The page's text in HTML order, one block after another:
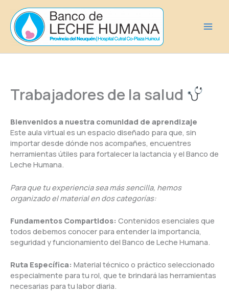
contenido
Trabajadores de la salud
Bienvenidos a nuestra comunidad de aprendizaje
Este aula virtual es un espacio diseñado para que, sin
importar desde dónde nos acompañes, encuentres
herramientas útiles para fortalecer la lactancia y el Banco de
Leche Humana.
Para que tu experiencia sea más sencilla, hemos
organizado el material en dos categorías:
Fundamentos Compartidos: Contenidos esenciales que
todos debemos conocer para entender la importancia,
seguridad y funcionamiento del Banco de Leche Humana.
Ruta Específica: Material técnico o práctico seleccionado
especialmente para tu rol, que te brindará las herramientas
necesarias para tu labor diaria.